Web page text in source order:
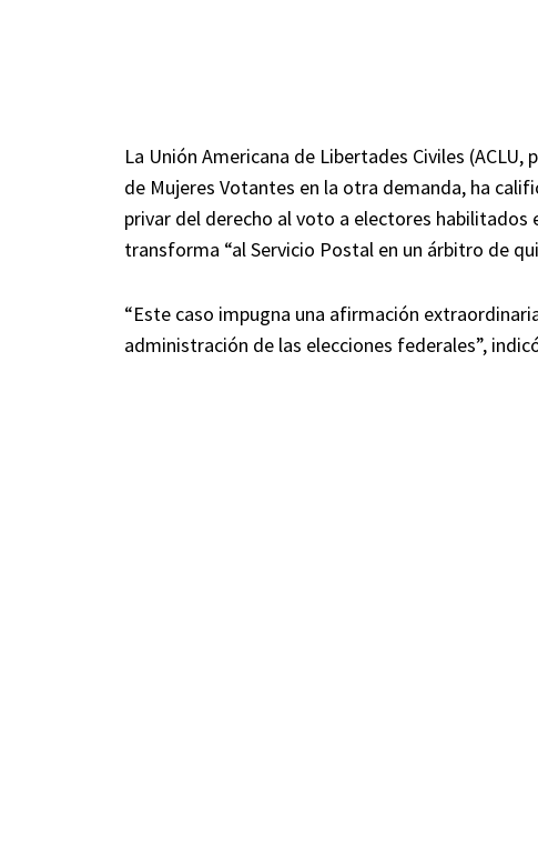
La Unión Americana de Libertades Civiles
de Mujeres Votantes en la otra demanda, ha
privar del derecho al voto a electores habilitados
transforma “al Servicio Postal en un árbitro de
“Este caso impugna una afirmación
administración de las elecciones federales”,